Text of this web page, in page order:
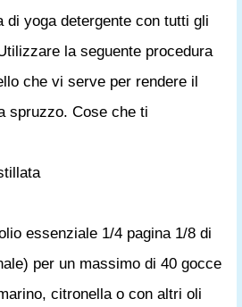
di yoga detergente con tutti gli
la seguente procedura
che vi serve per rendere il
spruzzo. Cose che ti
essenziale 1/4 pagina 1/8 di
per un massimo di 40 gocce
citronella o con altri oli